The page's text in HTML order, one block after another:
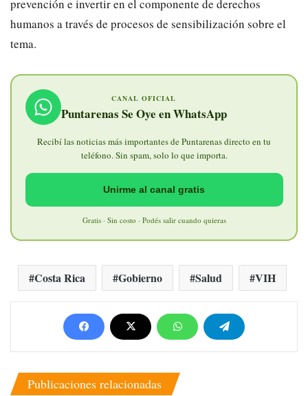
prevención e invertir en el componente de derechos
humanos a través de procesos de sensibilización sobre el
tema.
CANAL OFICIAL
Puntarenas Se Oye en WhatsApp
Recibí las noticias más importantes de Puntarenas directo en tu
teléfono. Sin spam, solo lo que importa.
Unirme al canal gratis
Gratis · Sin costo · Podés salir cuando quieras
Costa Rica Gobierno Salud VIH
Publicaciones relacionadas